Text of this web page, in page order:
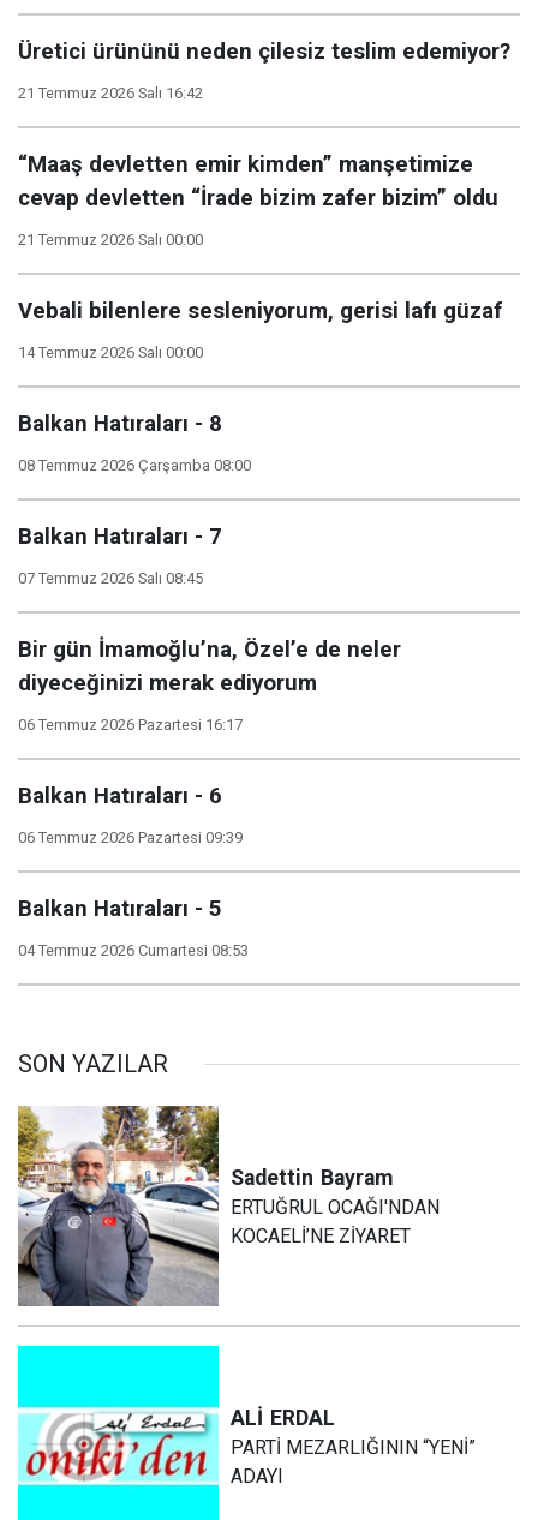
Üretici ürününü neden çilesiz teslim edemiyor?
21 Temmuz 2026 Salı 16:42
“Maaş devletten emir kimden” manşetimize
cevap devletten “İrade bizim zafer bizim” oldu
21 Temmuz 2026 Salı 00:00
Vebali bilenlere sesleniyorum, gerisi lafı güzaf
14 Temmuz 2026 Salı 00:00
Balkan Hatıraları - 8
08 Temmuz 2026 Çarşamba 08:00
Balkan Hatıraları - 7
07 Temmuz 2026 Salı 08:45
Bir gün İmamoğlu’na, Özel’e de neler
diyeceğinizi merak ediyorum
06 Temmuz 2026 Pazartesi 16:17
Balkan Hatıraları - 6
06 Temmuz 2026 Pazartesi 09:39
Balkan Hatıraları - 5
04 Temmuz 2026 Cumartesi 08:53
SON YAZILAR
Sadettin Bayram
ERTUĞRUL OCAĞI'NDAN
KOCAELİ’NE ZİYARET
ALİ ERDAL
PARTİ MEZARLIĞININ “YENİ”
ADAYI